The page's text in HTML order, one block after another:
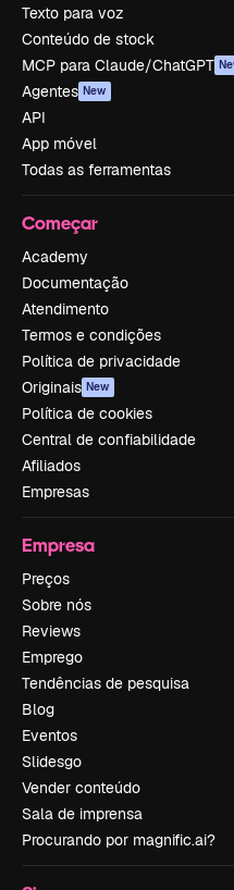
Texto para voz
Conteúdo de stock
MCP para Claude/ChatGPT
Agentes New
API
App móvel
Todas as ferramentas
Começar
Academy
Documentação
Atendimento
Termos e condições
Política de privacidade
Originais New
Política de cookies
Central de confiabilidade
Afiliados
Empresas
Empresa
Preços
Sobre nós
Reviews
Emprego
Tendências de pesquisa
Blog
Eventos
Slidesgo
Vender conteúdo
Sala de imprensa
Procurando por magnific.ai?